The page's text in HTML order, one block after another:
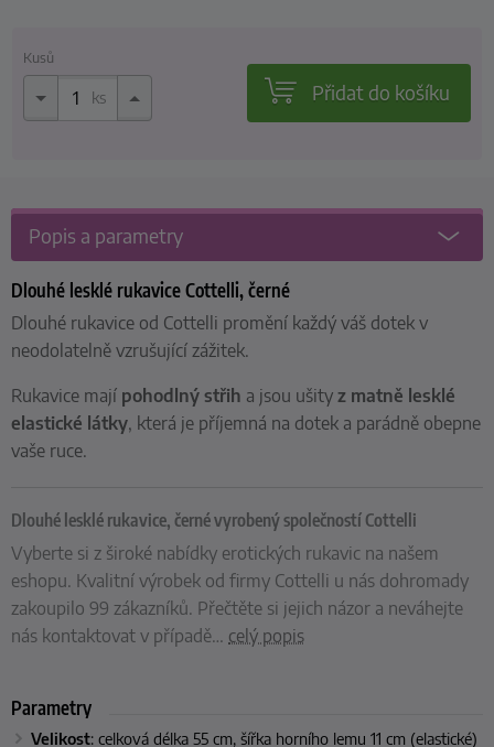
Kusů
ks Přidat do košíku
Popis a parametry
Dlouhé lesklé rukavice Cottelli, černé
Dlouhé rukavice od Cottelli promění každý váš dotek v
neodolatelně vzrušující zážitek.
Rukavice mají pohodlný střih a jsou ušity z matně lesklé
elastické látky, která je příjemná na dotek a parádně obepne
vaše ruce.
Dlouhé lesklé rukavice, černé vyrobený společností Cottelli
Vyberte si z široké nabídky erotických rukavic na našem
eshopu. Kvalitní výrobek od firmy Cottelli u nás dohromady
zakoupilo 99 zákazníků. Přečtěte si jejich názor a neváhejte
nás kontaktovat v případě… celý popis
Parametry
Velikost: celková délka 55 cm, šířka horního lemu 11 cm (elastické)